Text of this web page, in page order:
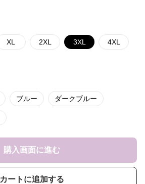
XL 2XL 3XL 4XL
ブルー ダークブルー
購入画面に進む
カートに追加する